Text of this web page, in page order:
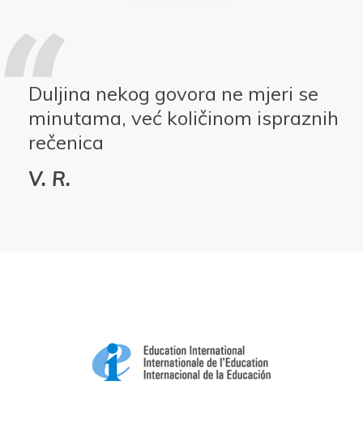
Duljina nekog govora ne mjeri se
minutama, već količinom ispraznih
rečenica
V. R.